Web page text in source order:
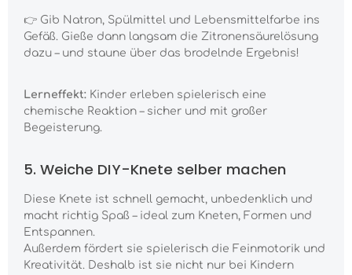
👉 Gib Natron, Spülmittel und Lebensmittelfarbe ins
Gefäß. Gieße dann langsam die Zitronensäurelösung
dazu – und staune über das brodelnde Ergebnis!
Lerneffekt: Kinder erleben spielerisch eine
chemische Reaktion – sicher und mit großer
Begeisterung.
5. Weiche DIY-Knete selber machen
Diese Knete ist schnell gemacht, unbedenklich und
macht richtig Spaß – ideal zum Kneten, Formen und
Entspannen.
Außerdem fördert sie spielerisch die Feinmotorik und
Kreativität. Deshalb ist sie nicht nur bei Kindern